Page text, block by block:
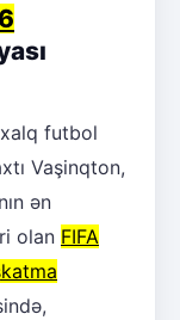
futbol
Vaşinqton,
ən
olan FIFA